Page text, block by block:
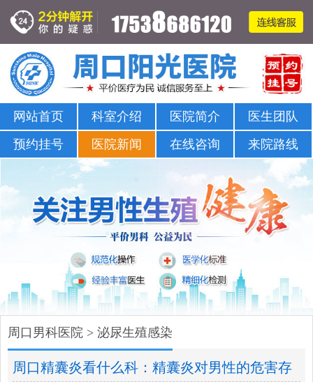
周口哪家医院可以看男科-正规男科-医院排名
网站首页 科室介绍 医院简介
医生团队
预约挂号
医院新闻 在线咨询 来院路线
周口男科医院 >泌尿生殖感染
周口精囊炎看什么科：精囊炎对男性的危害存